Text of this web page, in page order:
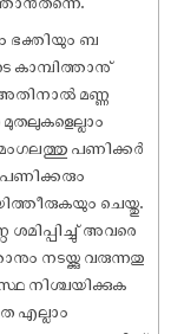
ഭക്തിയും ബ
കാമ്പിത്താനു്
മണ്ണ
പണിക്കർ
ചെയ്തു.
അവരെ
നടയ്ക്കു വരുന്നതു
നിശ്ചയിക്കുക
എല്ലാം